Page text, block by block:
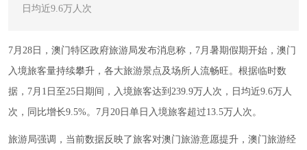
日均近9.6万人次
7月28日，澳门特区政府旅游局发布消息称，7月暑期假期开始，澳门
入境旅客量持续攀升，各大旅游景点及场所人流畅旺。根据临时数
据，7月1日至25日期间，入境旅客达到239.9万人次，日均近9.6万人
次，同比增长9.5%。7月20日单日入境旅客超过13.5万人次。
旅游局强调，当前数据反映了旅客对澳门旅游意愿提升，澳门旅游经